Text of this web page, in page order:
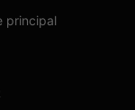
principal